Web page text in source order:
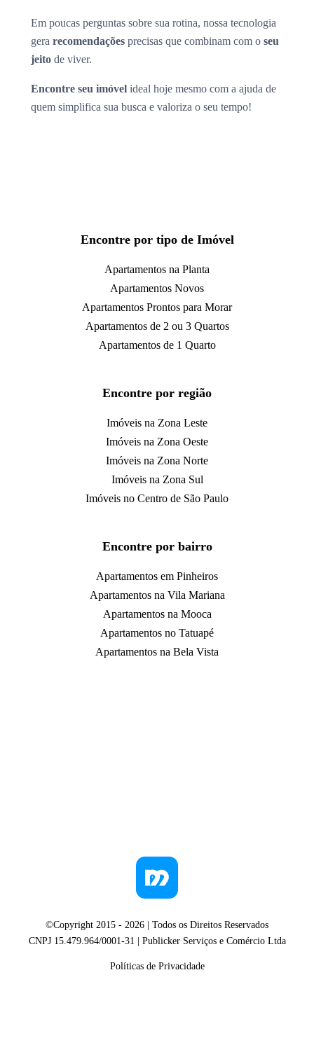
Em poucas perguntas sobre sua rotina, nossa tecnologia
gera recomendações precisas que combinam com o seu
jeito de viver.
Encontre seu imóvel ideal hoje mesmo com a ajuda de
quem simplifica sua busca e valoriza o seu tempo!
Encontre por tipo de Imóvel
Apartamentos na Planta
Apartamentos Novos
Apartamentos Prontos para Morar
Apartamentos de 2 ou 3 Quartos
Apartamentos de 1 Quarto
Encontre por região
Imóveis na Zona Leste
Imóveis na Zona Oeste
Imóveis na Zona Norte
Imóveis na Zona Sul
Imóveis no Centro de São Paulo
Encontre por bairro
Apartamentos em Pinheiros
Apartamentos na Vila Mariana
Apartamentos na Mooca
Apartamentos no Tatuapé
Apartamentos na Bela Vista
©Copyright 2015 - 2026 | Todos os Direitos Reservados
CNPJ 15.479.964/0001-31 | Publicker Serviços e Comércio Ltda
Políticas de Privacidade